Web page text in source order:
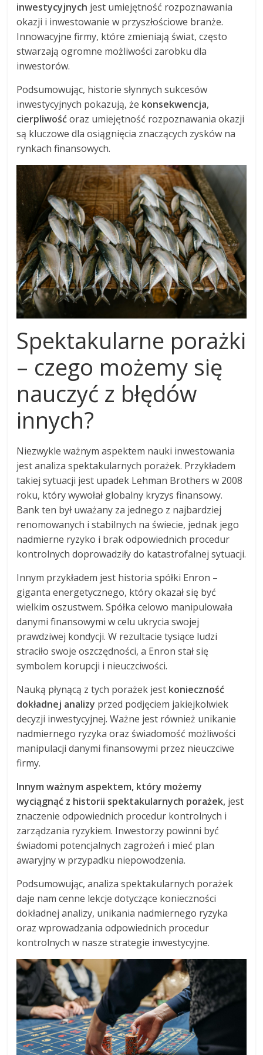
inwestycyjnych jest umiejętność rozpoznawania
okazji i inwestowanie w przyszłościowe branże.
Innowacyjne firmy, które zmieniają świat, często
stwarzają ogromne możliwości zarobku dla
inwestorów.
Podsumowując, historie słynnych sukcesów
inwestycyjnych pokazują, że konsekwencja,
cierpliwośćoraz umiejętność rozpoznawania okazji
są kluczowe dla osiągnięcia znaczących zysków na
rynkach finansowych.
Spektakularne porażki
– czego możemy się
nauczyć z błędów
innych?
Niezwykle ważnym aspektem nauki inwestowania
jest analiza spektakularnych porażek. Przykładem
takiej sytuacji jest upadek Lehman Brothers w 2008
roku, który wywołał globalny kryzys finansowy.
Bank ten był uważany za jednego z najbardziej
renomowanych i stabilnych na świecie, jednak jego
nadmierne ryzyko i brak odpowiednich procedur
kontrolnych doprowadziły do katastrofalnej sytuacji.
Innym przykładem jest historia spółki Enron –
giganta energetycznego, który okazał się być
wielkim oszustwem. Spółka celowo manipulowała
danymi finansowymi w celu ukrycia swojej
prawdziwej kondycji. W rezultacie tysiące ludzi
straciło swoje oszczędności, a Enron stał się
symbolem korupcji i nieuczciwości.
Nauką płynącą z tych porażek jest konieczność
dokładnej analizy przed podjęciem jakiejkolwiek
decyzji inwestycyjnej. Ważne jest również unikanie
nadmiernego ryzyka oraz świadomość możliwości
manipulacji danymi finansowymi przez nieuczciwe
firmy.
Innym ważnym aspektem, który możemy
wyciągnąć z historii spektakularnych porażek, jest
znaczenie odpowiednich procedur kontrolnych i
zarządzania ryzykiem. Inwestorzy powinni być
świadomi potencjalnych zagrożeń i mieć plan
awaryjny w przypadku niepowodzenia.
Podsumowując, analiza spektakularnych porażek
daje nam cenne lekcje dotyczące konieczności
dokładnej analizy, unikania nadmiernego ryzyka
oraz wprowadzania odpowiednich procedur
kontrolnych w nasze strategie inwestycyjne.